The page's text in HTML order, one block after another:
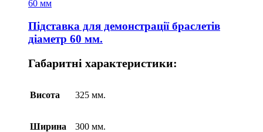
Підставка для демонстрації браслетів
діаметр 60 мм.
Габаритні характеристики:
Висота 325 мм.
Ширина 300 мм.